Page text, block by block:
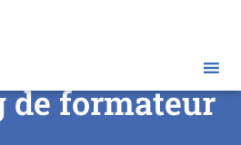
de formateur